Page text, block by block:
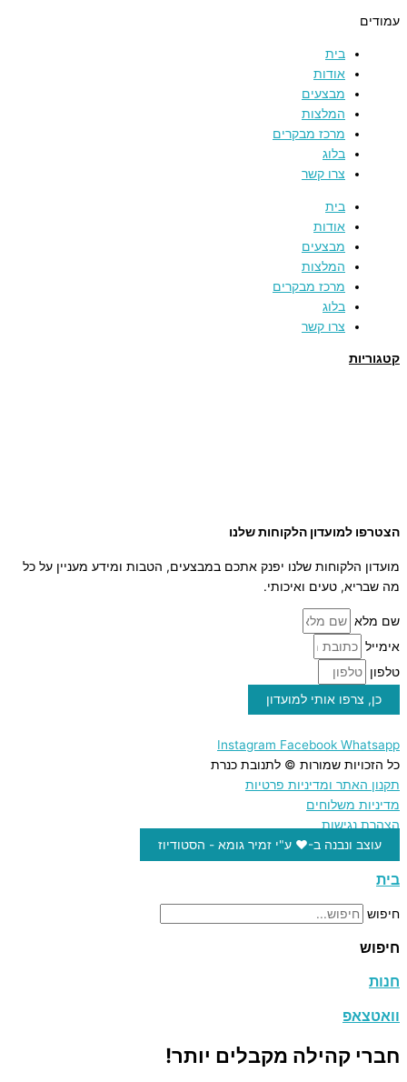
עמודים
בית
אודות
מבצעים
המלצות
מרכז מבקרים
בלוג
צרו קשר
בית
אודות
מבצעים
המלצות
מרכז מבקרים
בלוג
צרו קשר
קטגוריות
הצטרפו למועדון הלקוחות שלנו
מועדון הלקוחות שלנו יפנק אתכם במבצעים, הטבות ומידע מעניין על כל
מה שבריא, טעים ואיכותי.
שם מלא
אימייל
טלפון
כן, צרפו אותי למועדון
Instagram Facebook Whatsapp
כל הזכויות שמורות © לתנובת כנרת
תקנון האתר ומדיניות פרטיות
מדיניות משלוחים
הצהרת נגישות
עוצב ונבנה ב-♥︎ ע"י זמיר גומא - הסטודיוז
בית
חיפוש
חיפוש
חנות
וואטצאפ
חברי קהילה מקבלים יותר!